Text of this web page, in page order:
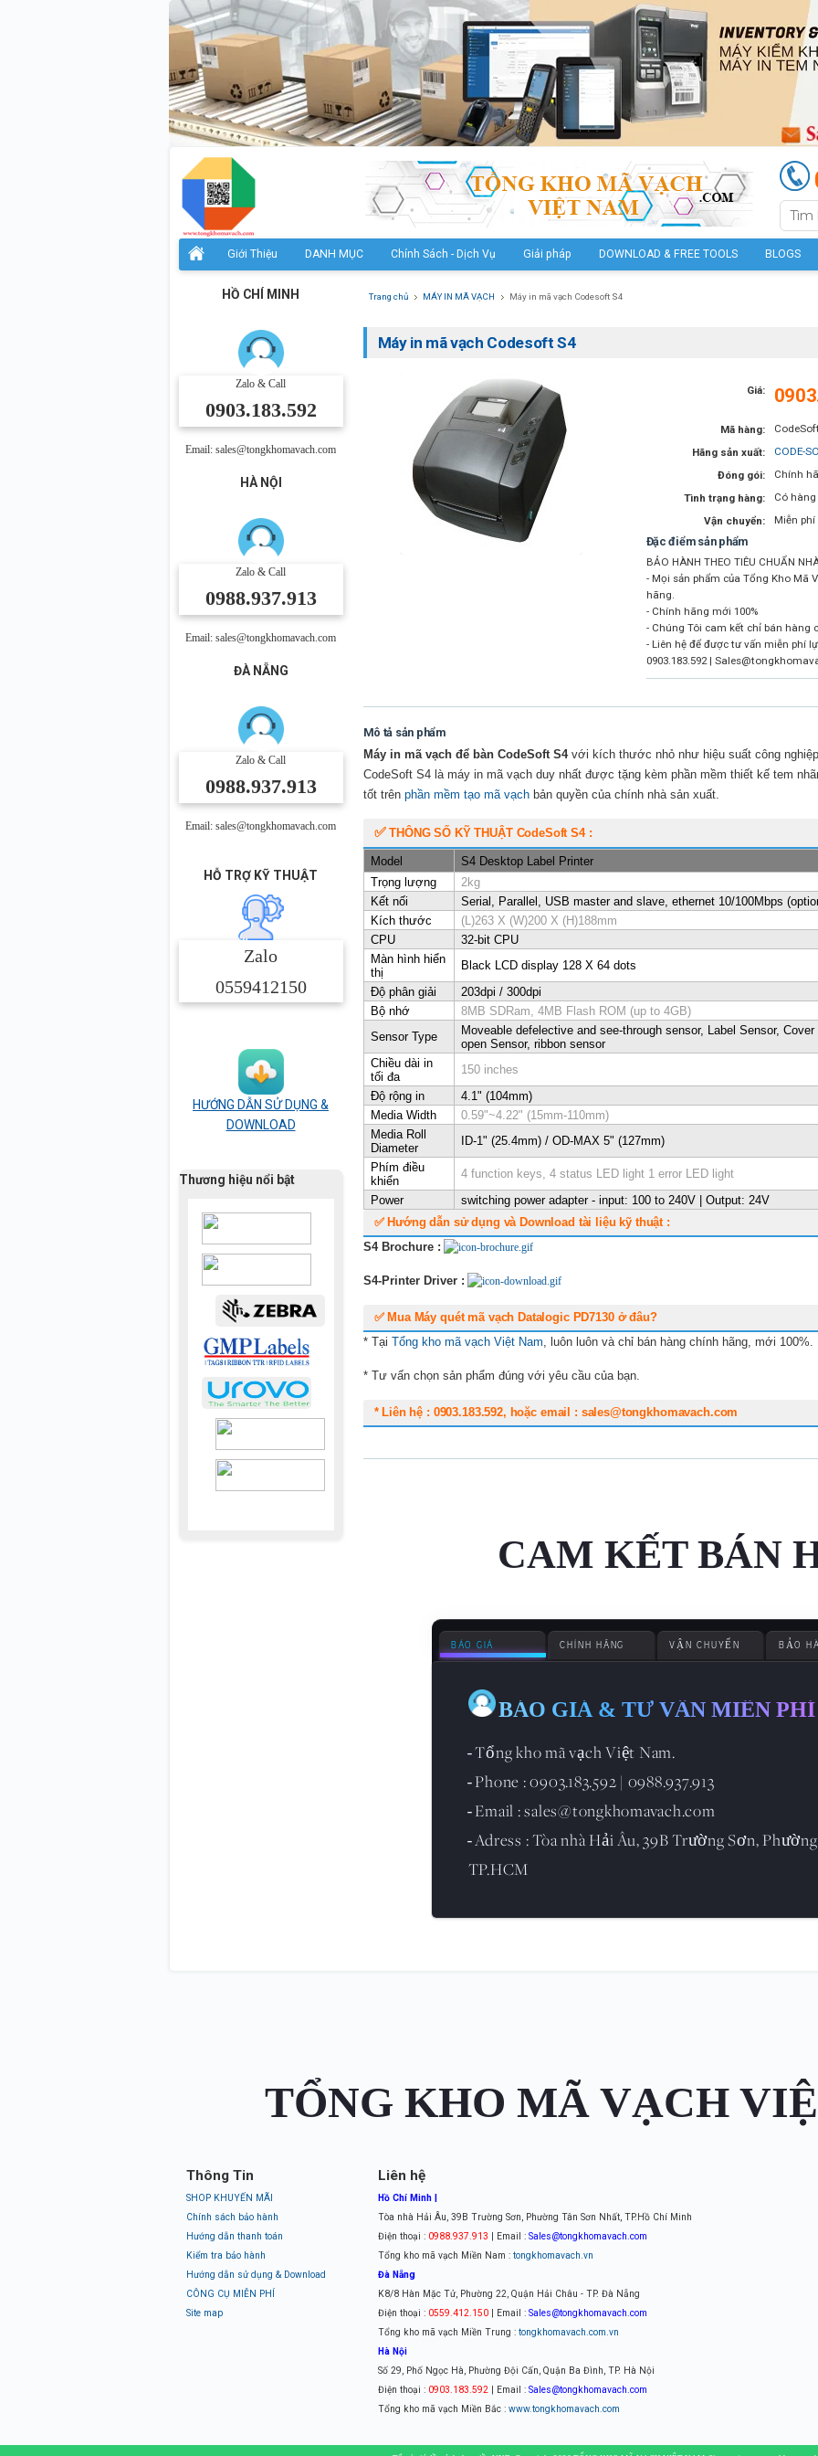
Giới Thiệu DANH MỤC Chính Sách - Dịch Vụ Giải pháp DOWNLOAD & FREE TOOLS BLOGS
HỒ CHÍ MINH
Zalo & Call
0903.183.592
Email: sales@tongkhomavach.com
HÀ NỘI
Zalo & Call
0988.937.913
Email: sales@tongkhomavach.com
ĐÀ NẴNG
Zalo & Call
0988.937.913
Email: sales@tongkhomavach.com
HỖ TRỢ KỸ THUẬT
Zalo
0559412150
HƯỚNG DẪN SỬ DỤNG &
DOWNLOAD
Thương hiệu nổi bật
Trang chủ MÁY IN MÃ VẠCH Máy in mã vạch Codesoft S4
Máy in mã vạch Codesoft S4
Giá:
Mã hàng:
Hãng sản xuất:
CODE-
Đóng gói:
Chính
Tình trạng hàng:
Có hàng
Vận chuyển:
Miễn phí
Đặc điểm sản phẩm
BẢO HÀNH THEO TIÊU CHUẨN
- Mọi sản phẩm của Tổng Kho Mã
hãng.
- Chính hãng mới 100%
- Chúng Tôi cam kết chỉ bán hàng
- Liên hệ để được tư vấn miễn phí
0903.183.592 |
Mô tả sản phẩm
Máy in mã vạch để bàn CodeSoft S4với kích thước nhỏ như hiệu suất công
CodeSoft S4 là máy in mã vạch duy nhất được tặng kèm phần mềm thiết kế tem
tốt trên phần mềm tạo mã vạchbản quyền của chính nhà sản xuất.
✅THÔNG SỐ KỸ THUẬT CodeSoft S4 :
Model
S4 Desktop Label Printer
Trọng lượng
2kg
Kết nối
Serial, Parallel, USB master and slave, ethernet 10/100Mbps
Kích thước
(L)263 X (W)200 X (H)188mm
CPU
32-bit CPU
Màn hình hiển
thị
Black LCD display 128 X 64 dots
Độ phân giải
203dpi / 300dpi
Bộ nhớ
8MB SDRam, 4MB Flash ROM (up to 4GB)
Sensor Type
Moveable defelective and see-through sensor, Label Sensor, Cover
open Sensor, ribbon sensor
Chiều dài in
tối đa
150 inches
Độ rộng in
4.1" (104mm)
Media Width
0.59"~4.22" (15mm-110mm)
Media Roll
Diameter
ID-1" (25.4mm) / OD-MAX 5" (127mm)
Phím điều
khiển
4 function keys, 4 status LED light 1 error LED light
Power
switching power adapter - input: 100 to 240V | Output: 24V
✅ Hướng dẫn sử dụng và Download tài liệu kỹ thuật :
S4 Brochure :
S4-Printer Driver :
✅ Mua Máy quét mã vạch Datalogic PD7130 ở đâu?
* Tại Tổng kho mã vạch Việt Nam, luôn luôn và chỉ bán hàng chính hãng, mới 100%.
* Tư vấn chọn sản phẩm đúng với yêu cầu của bạn.
* Liên hệ : 0903.183.592, hoặc email : sales@tongkhomavach.com
CAM KẾT BÁN
BÁO GIÁ CHÍNH HÃNG VẬN CHUYỂN BẢO
BÁO GIÁ & TƯ VẪN MIỄN PHÍ
- Tổng kho mã vạch Việt Nam.
- Phone : 0903.183.592 | 0988.937.913
- Email : sales@tongkhomavach.com
- Adress : Tòa nhà Hải Âu, 39B Trường Sơn,
TP.HCM
TỔNG KHO MÃ VẠCH
Thông Tin
SHOP KHUYẾN MÃI
Chính sách bảo hành
Hướng dẫn thanh toán
Kiểm tra bảo hành
Hướng dẫn sử dụng & Download
CÔNG CỤ MIỄN PHÍ
Site map
Liên hệ
Hồ Chí Minh |
Tòa nhà Hải Âu, 39B Trường Sơn, Phường Tân Sơn Nhất, TP.Hồ Chí Minh
Điện thoại : 0988.937.913 | Email : Sales@tongkhomavach.com
Tổng kho mã vạch Miền Nam : tongkhomavach.vn
Đà Nẵng
K8/8 Hàn Mặc Tử, Phường 22, Quận Hải Châu - TP. Đà Nẵng
Điện thoại : 0559.412.150| Email : Sales@tongkhomavach.com
Tổng kho mã vạch Miền Trung : tongkhomavach.com.vn
Hà Nội
Số 29, Phố Ngọc Hà, Phường Đội Cấn, Quận Ba Đình, TP. Hà Nội
Điện thoại : 0903.183.592| Email : Sales@tongkhomavach.com
Tổng kho mã vạch Miền Bắc : www.tongkhomavach.com